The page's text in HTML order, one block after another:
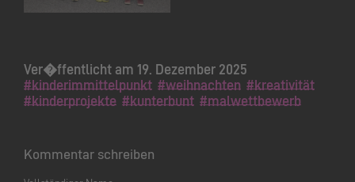
Ver�ffentlicht am 19. Dezember 2025
#kinderimmittelpunkt #weihnachten #kreativität
#kinderprojekte #kunterbunt #malwettbewerb
Kommentar schreiben